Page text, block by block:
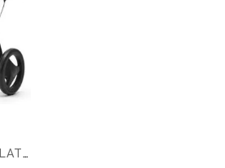
ROLLZ MOTION ROLLATOR ÉN ROLSTOEL IN 1